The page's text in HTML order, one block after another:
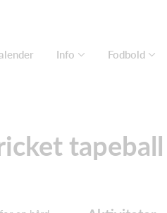
Info Fodbold
tapeball